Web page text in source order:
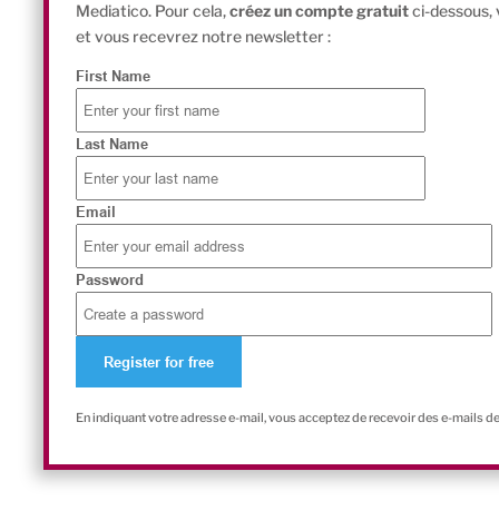
Mediatico. Pour cela,créez un compte gratuitci-dessous,
et vous recevrez notre newsletter :
First Name
Last Name
Email
Password
En indiquant votre adresse e-mail, vous acceptez de recevoir des e-mails